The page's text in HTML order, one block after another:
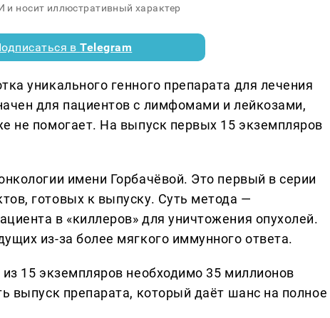
носит иллюстративный характер
вTelegram
уникального генного препарата для лечения
для пациентов с лимфомами и лейкозами,
не помогает. На выпуск первых 15 экземпляров
имени Горбачёвой. Это первый в серии
готовых к выпуску. Суть метода —
в «киллеров» для уничтожения опухолей.
из-за более мягкого иммунного ответа.
15 экземпляров необходимо 35 миллионов
выпуск препарата, который даёт шанс на полное